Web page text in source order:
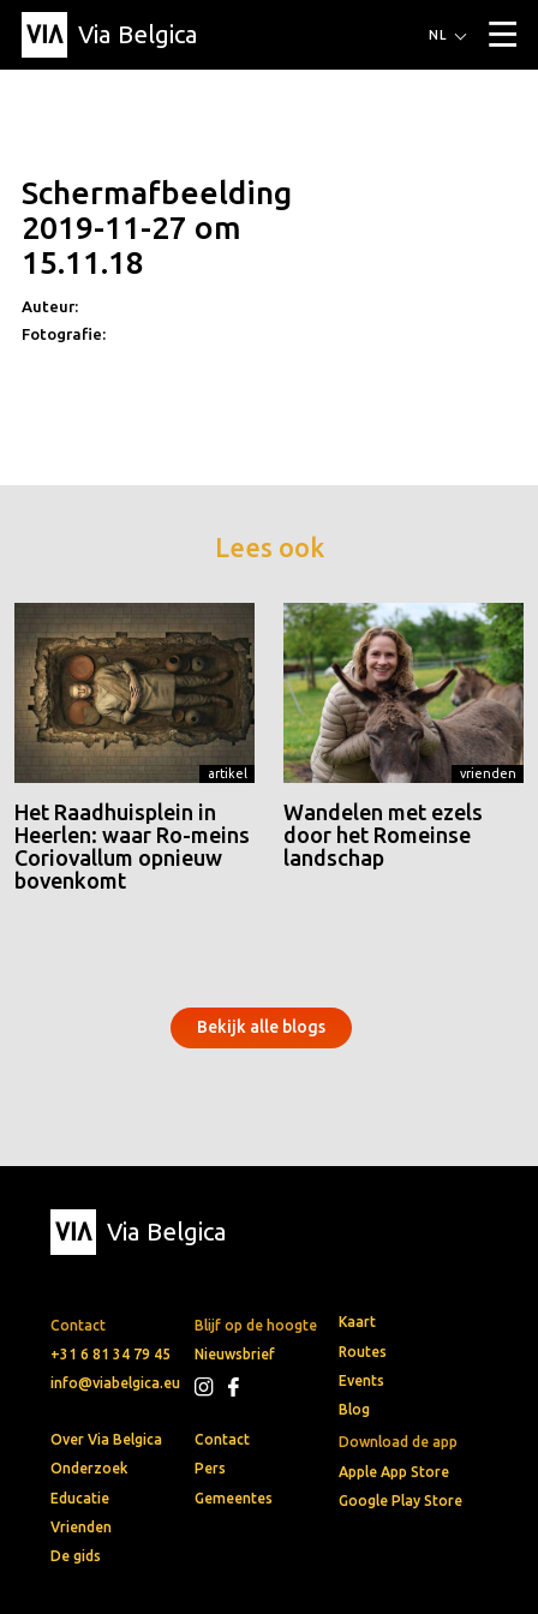
Via Belgica ▼
Artikel
Educatie
Recept
Vrienden
Over Via Belgica
NL
Schermafbeelding
2019-11-27 om
15.11.18
Auteur:
Fotografie:
Lees ook
artikel
Het Raadhuisplein in
Heerlen: waar Ro-meins
Coriovallum opnieuw
bovenkomt
vrienden
Wandelen met ezels
door het Romeinse
landschap
Bekijk alle blogs
Via Belgica
Contact
+31 6 81 34 79 45
info@viabelgica.eu
Blijf op de hoogte
Nieuwsbrief
Download de app
Apple App Store
Google Play Store
Kaart
Routes
Events
Blog
Over Via Belgica
Onderzoek
Educatie
Vrienden
De gids
Contact
Pers
Gemeentes